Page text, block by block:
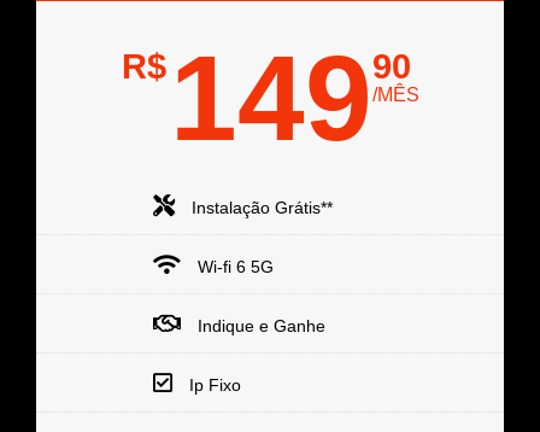
R$ 14990
/MÊS
Instalação Grátis**
Wi-fi 6 5G
Indique e Ganhe
Ip Fixo